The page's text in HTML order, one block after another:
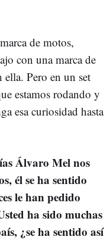
de motos,
con una marca de
ella. Pero en un set
estamos rodando y
esa curiosidad hasta
Álvaro Mel nos
él se ha sentido
le han pedido
ha sido muchas
¿se ha sentido así